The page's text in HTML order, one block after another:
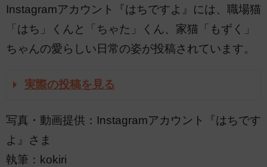
Instagramアカウント『はちですよ』には、職場猫
「はち」くんと「ちゃた」くん、家猫「もずく」
ちゃんの愛らしい日常の姿が投稿されています。
実際の投稿を見る
写真・動画提供：Instagramアカウント『はちです
よ』さま
執筆：kokiri